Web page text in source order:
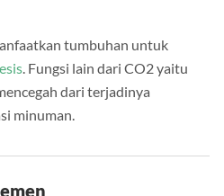
tumbuhan untuk
. Fungsi lain dari CO2 yaitu
dari terjadinya
minuman.